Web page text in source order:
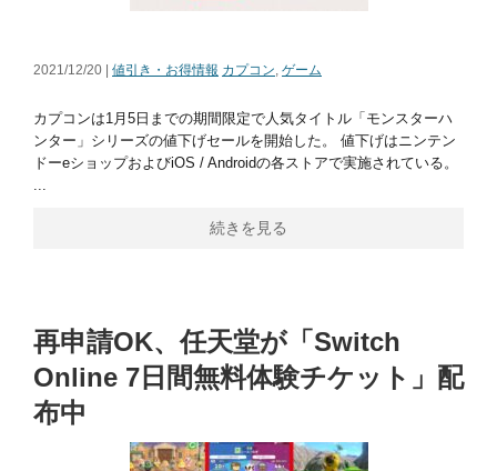
2021/12/20 | 値引き・お得情報 カプコン, ゲーム
カプコンは1月5日までの期間限定で人気タイトル「モンスターハ
ンター」シリーズの値下げセールを開始した。 値下げはニンテン
ドーeショップおよびiOS / Androidの各ストアで実施されている。
...
続きを見る
再申請OK、任天堂が「Switch
Online 7日間無料体験チケット」配
布中